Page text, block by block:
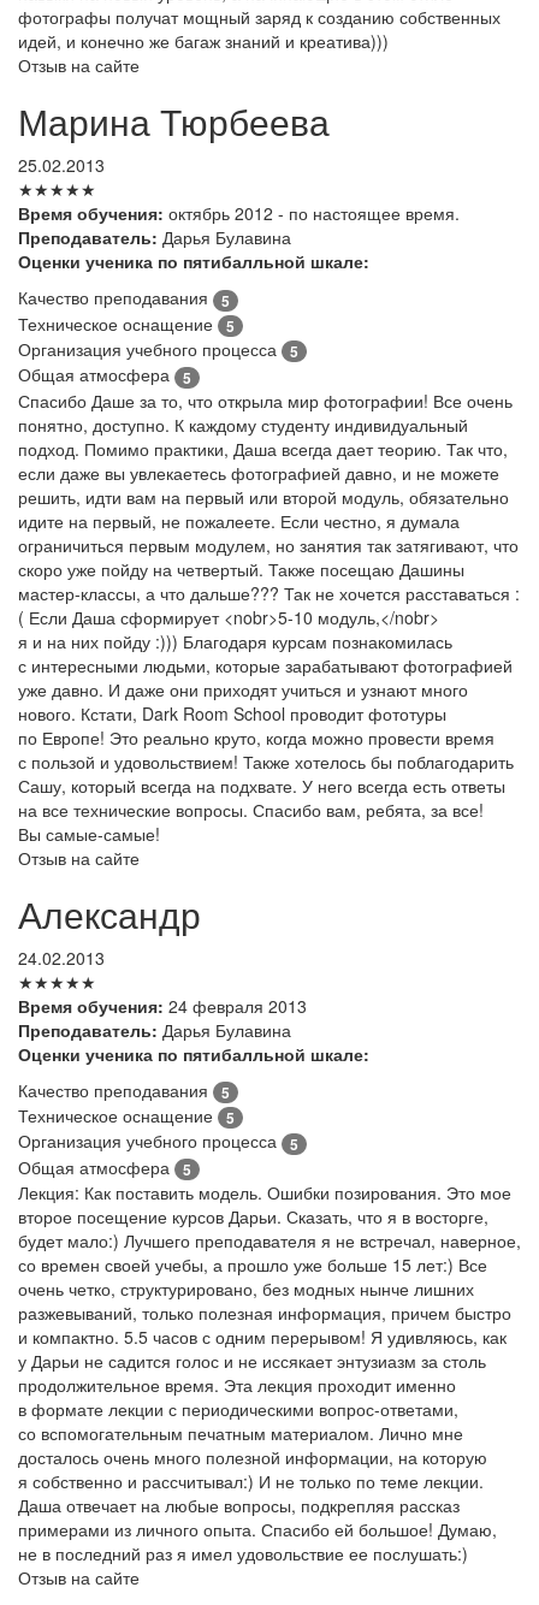
фотографы получат мощный заряд к созданию собственных
идей, и конечно же багаж знаний и креатива)))
Отзыв на сайте
Марина Тюрбеева
25.02.2013
★★★★★
Время обучения: октябрь 2012 - по настоящее время.
Преподаватель: Дарья Булавина
Оценки ученика по пятибалльной шкале:
Качество преподавания
5
Техническое оснащение 5
Организация учебного процесса 5
Общая атмосфера 5
Спасибо Даше за то, что открыла мир фотографии! Все очень
понятно, доступно. К каждому студенту индивидуальный
подход. Помимо практики, Даша всегда дает теорию. Так что,
если даже вы увлекаетесь фотографией давно, и не можете
решить, идти вам на первый или второй модуль, обязательно
идите на первый, не пожалеете. Если честно, я думала
ограничиться первым модулем, но занятия так затягивают, что
скоро уже пойду на четвертый. Также посещаю Дашины
мастер-классы, а что дальше??? Так не хочется расставаться :
( Если Даша сформирует <nobr>5-10 модуль,</nobr>
я и на них пойду :))) Благодаря курсам познакомилась
с интересными людьми, которые зарабатывают фотографией
уже давно. И даже они приходят учиться и узнают много
нового. Кстати, Dark Room School проводит фототуры
по Европе! Это реально круто, когда можно провести время
с пользой и удовольствием! Также хотелось бы поблагодарить
Сашу, который всегда на подхвате. У него всегда есть ответы
на все технические вопросы. Спасибо вам, ребята, за все!
Вы самые-самые!
Отзыв на сайте
Александр
24.02.2013
★★★★★
Время обучения: 24 февраля 2013
Преподаватель: Дарья Булавина
Оценки ученика по пятибалльной шкале:
Качество преподавания
5
Техническое оснащение 5
Организация учебного процесса 5
Общая атмосфера 5
Лекция: Как поставить модель. Ошибки позирования. Это мое
второе посещение курсов Дарьи. Сказать, что я в восторге,
будет мало:) Лучшего преподавателя я не встречал, наверное,
со времен своей учебы, а прошло уже больше 15 лет:) Все
очень четко, структурировано, без модных нынче лишних
разжевываний, только полезная информация, причем быстро
и компактно. 5.5 часов с одним перерывом! Я удивляюсь, как
у Дарьи не садится голос и не иссякает энтузиазм за столь
продолжительное время. Эта лекция проходит именно
в формате лекции с периодическими вопрос-ответами,
со вспомогательным печатным материалом. Лично мне
досталось очень много полезной информации, на которую
я собственно и рассчитывал:) И не только по теме лекции.
Даша отвечает на любые вопросы, подкрепляя рассказ
примерами из личного опыта. Спасибо ей большое! Думаю,
не в последний раз я имел удовольствие ее послушать:)
Отзыв на сайте